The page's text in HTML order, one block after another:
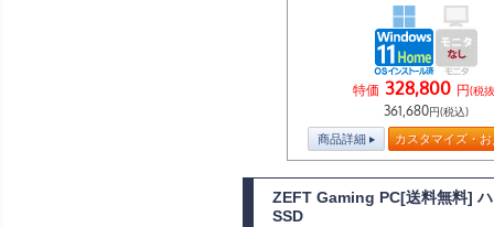
特価 328,800 円(税
361,680円(税込)
商品詳細 カスタマイズ・
ZEFT Gaming PC[送料無料]
SSD